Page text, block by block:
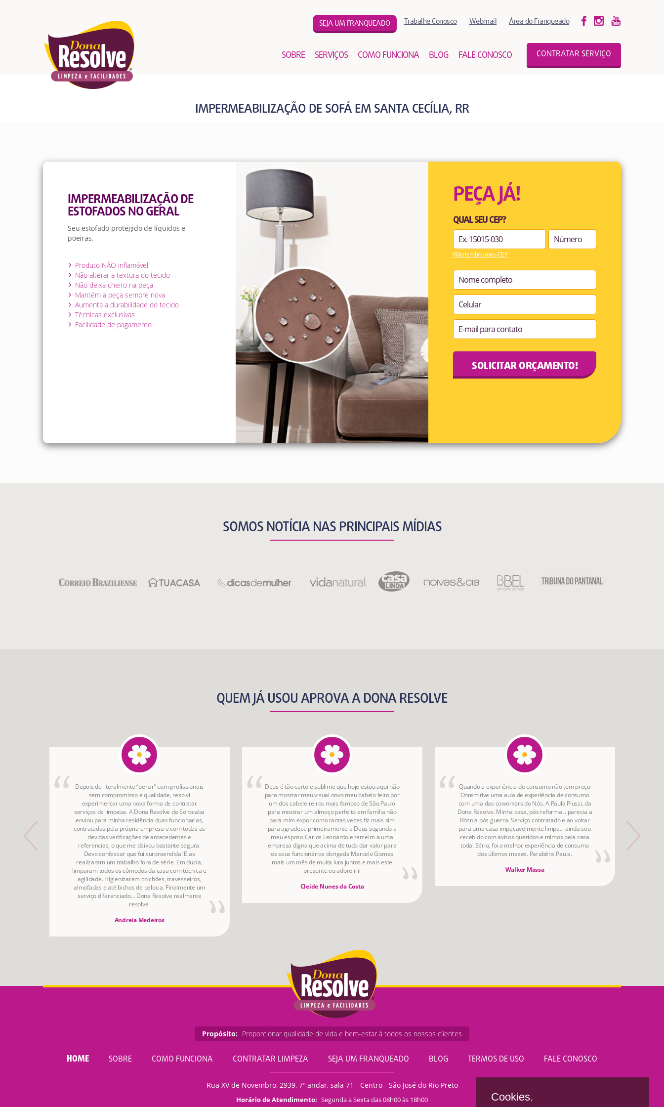
SEJA UM FRANQUEADO Trabalhe Conosco Webmail Área do Franqueado
SOBRE SERVIÇOS COMO FUNCIONA BLOG FALE CONOSCO CONTRATAR SERVIÇO
IMPERMEABILIZAÇÃO DE SOFÁ EM SANTA CECÍLIA, RR
IMPERMEABILIZAÇÃO DE
ESTOFADOS NO GERAL
Seu estofado protegido de líquidos e
poeiras.
Produto NÃO inflamável
Não alterar a textura do tecido
Não deixa cheiro na peça
Mantém a peça sempre nova
Aumenta a durabilidade do tecido
Técnicas exclusivas
Facilidade de pagamento
PEÇA JÁ!
QUAL SEU CEP?
Não lembro meu CEP
SOLICITAR ORÇAMENTO!
SOMOS NOTÍCIA NAS PRINCIPAIS MÍDIAS
QUEM JÁ USOU APROVA A DONA RESOLVE
Depois de literalmente “penar” com profissionais
sem compromisso e qualidade, resolvi
experimentar uma nova forma de contratar
serviços de limpeza. A Dona Resolve de Sorocaba
enviou para minha residência duas funcionarias,
contratadas pela própria empresa e com todas as
devidas verificações de antecedentes e
referencias, o que me deixou bastante segura.
Devo confessar que fui surpreendida! Elas
realizaram um trabalho fora de série. Em dupla,
limparam todos os cômodos da casa com técnica e
agilidade. Higienizaram colchões, travesseiros,
almofadas e até bichos de pelocia. Finalmente um
serviço diferenciado... Dona Resolve realmente
resolve.
Andreia Medeiros
Deus é tão certo e sublime que hoje estou aqui não
para mostrar meu visual novo meu cabelo feito por
um dos cabeleireiros mais famoso de São Paulo
para mostrar um almoço perfeito em família não
para mim expor como tantas vezes fiz mais sim
para agradece primeiramente a Deus segundo a
meu esposo Carlos Leonardo e terceiro a uma
empresa digna que acima de tudo dar valor para
os seus funcionários obrigada Marcelo Gomes
mais um mês de muita luta juntos e mais este
presente eu adoreiiiiii
Cleide Nunes da Costa
Quando a experiência de consumo não tem preço
Ontem tive uma aula de experiência de consumo
com uma das coworkers do Nós. A Paula Piussi, da
Dona Resolve. Minha casa, pós reforma... parecia a
Bósnia pós guerra. Serviço contratado e ao voltar
para uma casa impecavelmente limpa... ainda sou
recebido com avisos queridos e mimos pela casa
toda. Sério, foi a melhor experiência de consumo
dos últimos meses. Parabéns Paula.
Walker Massa
Propósito: Proporcionar qualidade de vida e bem-estar à todos os nossos clientes
HOME SOBRE COMO FUNCIONA CONTRATAR LIMPEZA SEJA UM FRANQUEADO BLOG TERMOS DE USO FALE CONOSCO
Rua XV de Novembro, 2939, 7º andar, sala 71 - Centro - São José do Rio Preto
Horário de Atendimento: Segunda a Sexta das 08h00 às 18h00 Cookies.